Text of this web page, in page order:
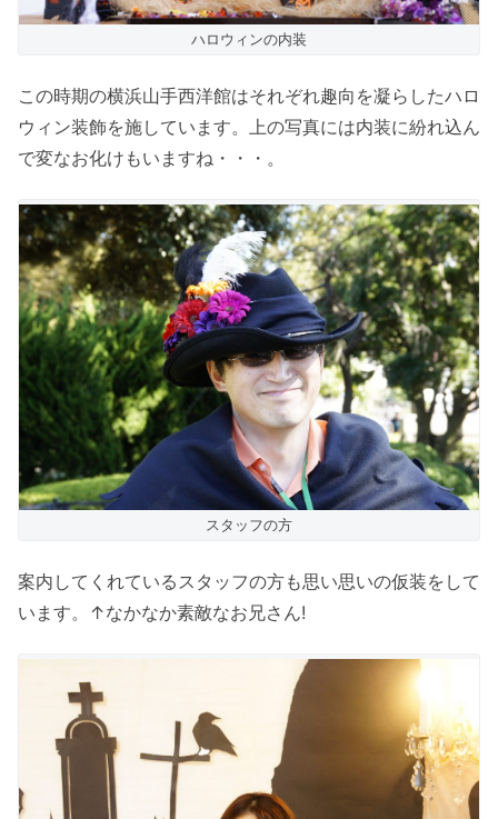
ハロウィンの内装
この時期の横浜山手西洋館はそれぞれ趣向を凝らしたハロ
ウィン装飾を施しています。上の写真には内装に紛れ込ん
で変なお化けもいますね・・・。
スタッフの方
案内してくれているスタッフの方も思い思いの仮装をして
います。↑なかなか素敵なお兄さん!